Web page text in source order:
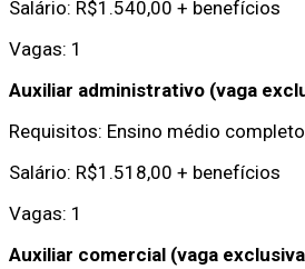
Salário: R$1.540,00 + benefícios
Vagas: 1
Auxiliar administrativo (vaga
Requisitos: Ensino médio
Salário: R$1.518,00 + benefícios
Vagas: 1
Auxiliar comercial (vaga